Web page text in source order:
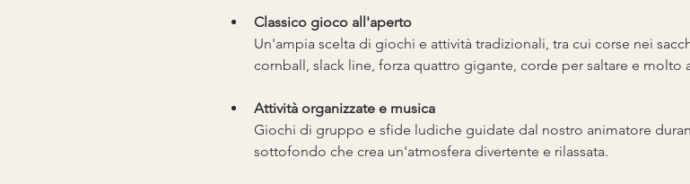
Classico gioco all'aperto
Un'ampia scelta di giochi e attività tradizionali, tra cui corse nei
cornball, slack line, forza quattro gigante, corde per saltare e molto
Attività organizzate e musica
Giochi di gruppo e sfide ludiche guidate dal nostro animatore
sottofondo che crea un'atmosfera divertente e rilassata.